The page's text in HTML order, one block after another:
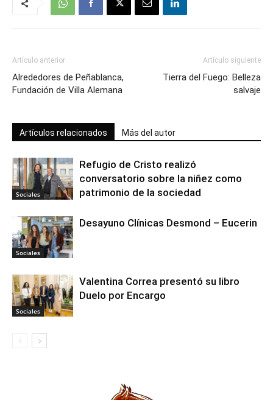
Artículo anterior
Alrededores de Peñablanca,
Fundación de Villa Alemana
Artículo siguiente
Tierra del Fuego: Belleza
salvaje
Artículos relacionados Más del autor
Sociales
Refugio de Cristo realizó
conversatorio sobre la niñez como
patrimonio de la sociedad
Sociales
Desayuno Clínicas Desmond – Eucerin
Sociales
Valentina Correa presentó su libro
Duelo por Encargo